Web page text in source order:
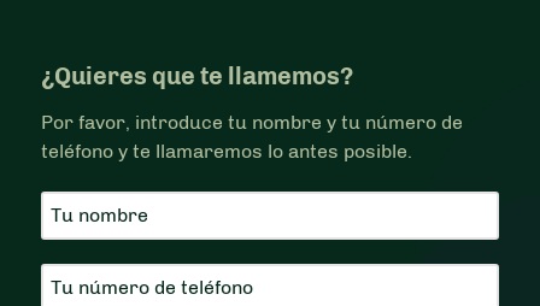
¿Quieres que te llamemos?
Por favor, introduce tu nombre y tu número de
teléfono y te llamaremos lo antes posible.